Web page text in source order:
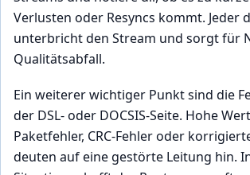
Verlusten oder Resyncs kommt. Jeder
unterbricht den Stream und sorgt für
Qualitätsabfall.
Ein weiterer wichtiger Punkt sind die
der DSL- oder DOCSIS-Seite. Hohe
Paketfehler, CRC-Fehler oder
deuten auf eine gestörte Leitung hin.